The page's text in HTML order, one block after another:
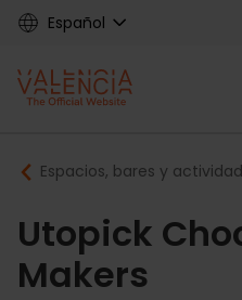
Skip
content
Español
Main
navigation
Breadcrumb
Espacios, bares y
Utopick
Makers